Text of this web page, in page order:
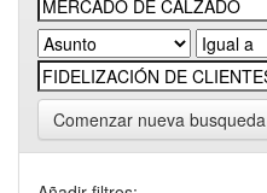
Comenzar nueva busqueda